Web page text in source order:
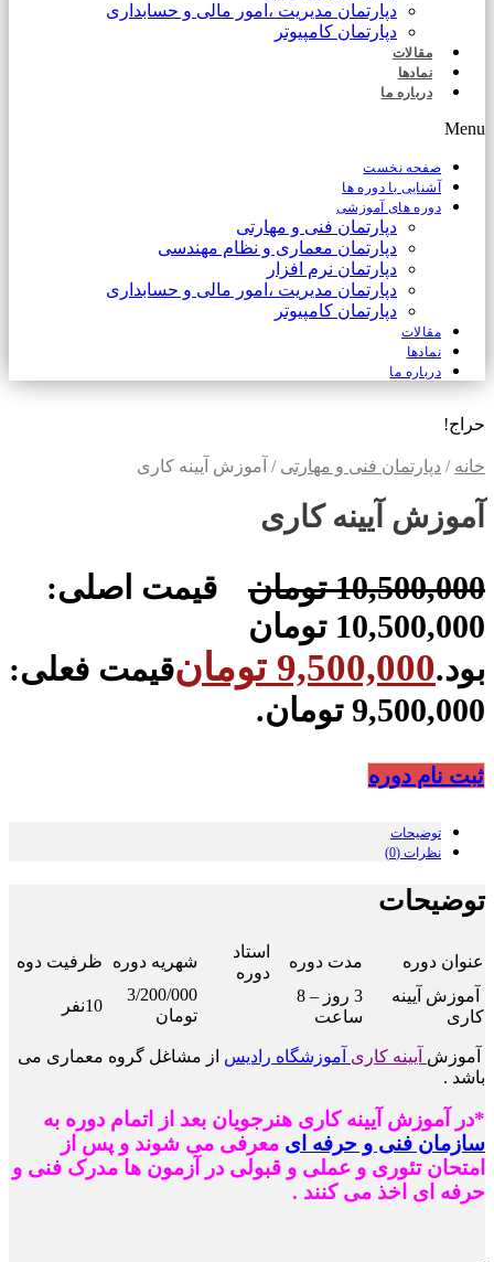
دپارتمان مدیریت ،امور مالی و حسابداری
دپارتمان کامپیوتر
مقالات
نمادها
درباره ما
Menu
صفحه نخست
آشنایی با دوره ها
دوره های آموزشی
دپارتمان فنی و مهارتی
دپارتمان معماری و نظام مهندسی
دپارتمان نرم افزار
دپارتمان مدیریت ،امور مالی و حسابداری
دپارتمان کامپیوتر
مقالات
نمادها
درباره ما
حراج!
خانه / دپارتمان فنی و مهارتی / آموزش آیینه کاری
آموزش آیینه کاری
10,500,000 تومان
قیمت اصلی:
10,500,000 تومان
بود.9,500,000 تومانقیمت فعلی:
9,500,000 تومان.
ثبت نام دوره
توضیحات
نظرات (0)
توضیحات
عنوان دوره مدت دوره
استاد
دوره
شهریه دوره
ظرفیت دوه
آموزش آیینه
کاری
3 روز – 8
ساعت
3/200/000
تومان
10نفر
آموزش آیینه کاری آموزشگاه رادیس از مشاغل گروه معماری می
باشد .
*در آموزش آیینه کاری هنرجویان بعد از اتمام دوره به
سازمان فنی و حرفه ای معرفی می شوند و پس از
امتحان تئوری و عملی و قبولی در آزمون ها مدرک فنی و
حرفه ای اخذ می کنند .